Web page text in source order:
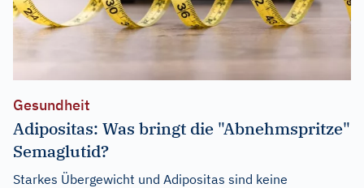
Gesundheit
Adipositas: Was bringt die "Abnehmspritze"
Semaglutid?
Starkes Übergewicht und Adipositas sind keine